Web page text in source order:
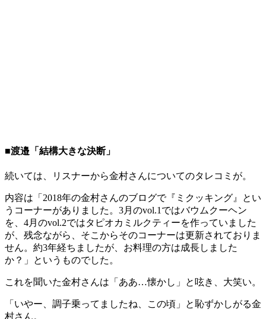
■渡邉「結構大きな決断」
続いては、リスナーから金村さんについてのタレコミが。
内容は「2018年の金村さんのブログで『ミクッキング』とい
うコーナーがありました。3月のvol.1ではバウムクーヘン
を、4月のvol.2ではタピオカミルクティーを作っていました
が、残念ながら、そこからそのコーナーは更新されておりま
せん。約3年経ちましたが、お料理の方は成長しました
か？」というものでした。
これを聞いた金村さんは「ああ…懐かし」と呟き、大笑い。
「いやー、調子乗ってましたね、この頃」と恥ずかしがる金
村さん。